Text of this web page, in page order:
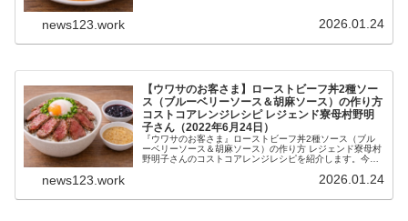
news123.work 2026.01.24
【ウワサのお客さま】ローストビーフ丼2種ソー
ス（ブルーベリーソース＆胡麻ソース）の作り方
コストコアレンジレシピ レジェンド寮母村野明
子さん（2022年6月24日）
『ウワサのお客さま』ローストビーフ丼2種ソース（ブル
ーベリーソース＆胡麻ソース）の作り方 レジェンド寮母村
野明子さんのコストコアレンジレシピを紹介します。今回
news123.work 2026.01.24